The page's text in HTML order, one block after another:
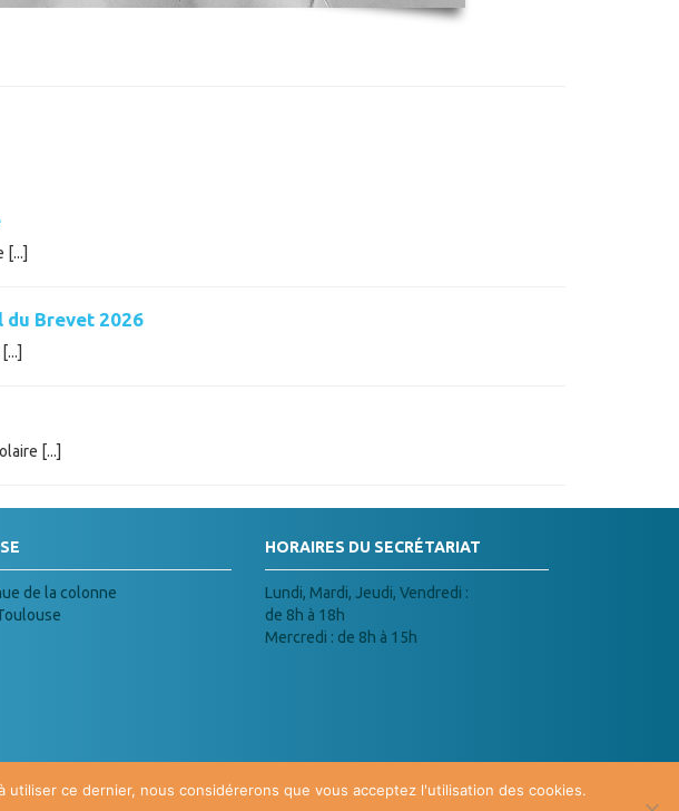
[...]
du Brevet 2026
[...]
de la colonne
HORAIRES DU SECRÉTARIAT
Lundi, Mardi, Jeudi, Vendredi :
de 8h à 18h
Mercredi : de 8h à 15h
ce dernier, nous considérerons que vous acceptez l'utilisation des cookies.